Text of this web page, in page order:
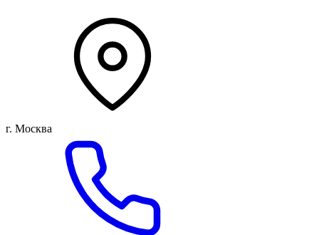
г. Москва